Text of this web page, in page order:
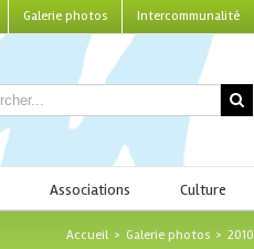
Galerie photos Intercommunalité
Associations Culture
Accueil > Galerie photos > 2010